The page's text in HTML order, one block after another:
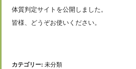
体質判定サイトを公開しました。
皆様、どうぞお使いください。
カテゴリー: 未分類